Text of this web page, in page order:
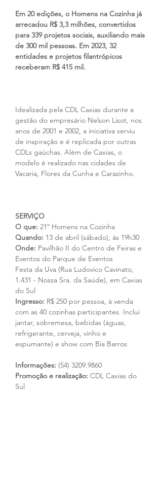
Em 20 edições, o Homens na Cozinha já
arrecadou R$ 3,3 milhões, convertidos
para 339 projetos sociais, auxiliando mais
de 300 mil pessoas. Em 2023, 32
entidades e projetos filantrópicos
receberam R$ 415 mil.
Idealizada pela CDL Caxias durante a
gestão do empresário Nelson Lisot, nos
anos de 2001 e 2002, a iniciativa serviu
de inspiração e é replicada por outras
CDLs gaúchas. Além de Caxias, o
modelo é realizado nas cidades de
Vacaria, Flores da Cunha e Carazinho.
SERVIÇO
O que: 21º Homens na Cozinha
Quando: 13 de abril (sábado), às 19h30
Onde: Pavilhão II do Centro de Feiras e
Eventos do Parque de Eventos
Festa da Uva (Rua Ludovico Cavinato,
1.431 - Nossa Sra. da Saúde), em Caxias
do Sul
Ingresso: R$ 250 por pessoa, à venda
com as 40 cozinhas participantes. Inclui
jantar, sobremesa, bebidas (águas,
refrigerante, cerveja, vinho e
espumante) e show com Bia Barros
Informações: (54) 3209.9860
Promoção e realização: CDL Caxias do
Sul